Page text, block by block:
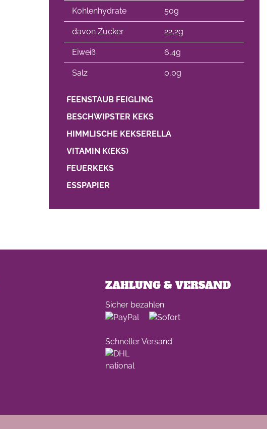
Kohlenhydrate 50g
davon Zucker 22,2g
Eiweiß 6,4g
Salz 0,0g
FEENSTAUB FEIGLING
BESCHWIPSTER KEKS
HIMMLISCHE KEKSERELLA
VITAMIN K(EKS)
FEUERKEKS
ESSPAPIER
ZAHLUNG & VERSAND
Sicher bezahlen
Schneller Versand